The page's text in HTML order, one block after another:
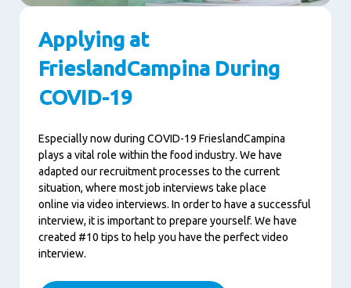
Applying at
FrieslandCampina During
COVID-19
Especially now during COVID-19 FrieslandCampina
plays a vital role within the food industry. We have
adapted our recruitment processes to the current
situation, where most job interviews take place
online via video interviews. In order to have a successful
interview, it is important to prepare yourself. We have
created #10 tips to help you have the perfect video
interview.